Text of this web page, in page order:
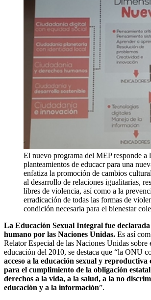
El nuevo programa del MEP responde a
planteamientos de educacr para una
enfatiza la promoción de cambios
al desarrollo de relaciones igualitarias,
libres de violencia, así como a la
erradicación de todas las formas de
condición necesaria para el bienestar
La Educación Sexual Integral fue
humano por las Naciones Unidas. Es así
Relator Especial de las Naciones Unidas sobre
educación del 2010, se destaca que “la ONU
acceso a la educación sexual y
para el cumplimiento de la obligación
derechos a la vida, a la salud, a la no
educación y a la información”.